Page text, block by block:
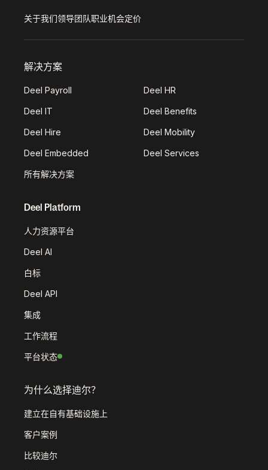
关于我们领导团队职业机会定价
解决方案
Deel Payroll Deel HR
Deel IT Deel Benefits
Deel Hire Deel Mobility
Deel Embedded Deel Services
所有解决方案
Deel Platform
人力资源平台
Deel AI
白标
Deel API
集成
工作流程
平台状态
为什么选择迪尔？
建立在自有基础设施上
客户案例
比较迪尔